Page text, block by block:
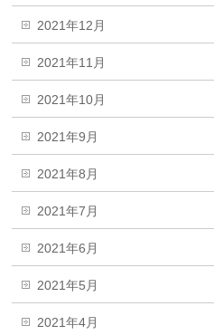
2021年12月
2021年11月
2021年10月
2021年9月
2021年8月
2021年7月
2021年6月
2021年5月
2021年4月